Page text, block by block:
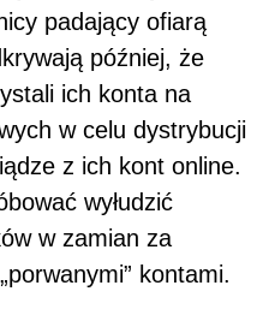
padający ofiarą
później, że
ich konta na
w celu dystrybucji
z ich kont online.
wyłudzić
w zamian za
kontami.